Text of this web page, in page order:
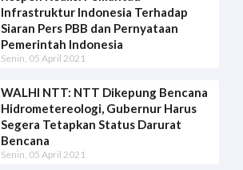
Infrastruktur Indonesia Terhadap
Siaran Pers PBB dan Pernyataan
Pemerintah Indonesia
Senin, 05 April 2021
WALHI NTT: NTT Dikepung Bencana
Hidrometereologi, Gubernur Harus
Segera Tetapkan Status Darurat
Bencana
Senin, 05 April 2021